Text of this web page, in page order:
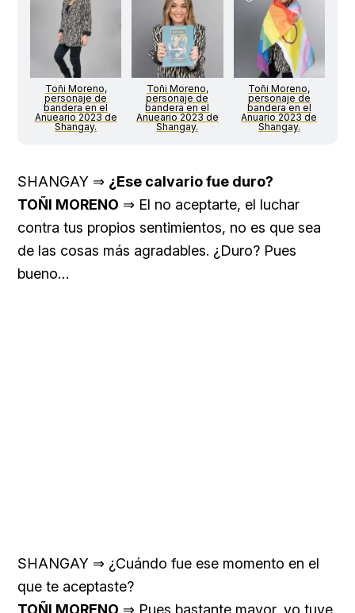
Toñi Moreno,
personaje de
bandera en el
Anueario 2023 de
Shangay.
Toñi Moreno,
personaje de
bandera en el
Anueario 2023 de
Shangay.
Toñi Moreno,
personaje de
bandera en el
Anuario 2023 de
Shangay.
SHANGAY ⇒ ¿Ese calvario fue duro?
TOÑI MORENO ⇒ El no aceptarte, el luchar
contra tus propios sentimientos, no es que sea
de las cosas más agradables. ¿Duro? Pues
bueno…
SHANGAY ⇒ ¿Cuándo fue ese momento en el
que te aceptaste?
TOÑI MORENO ⇒ Pues bastante mayor, yo tuve